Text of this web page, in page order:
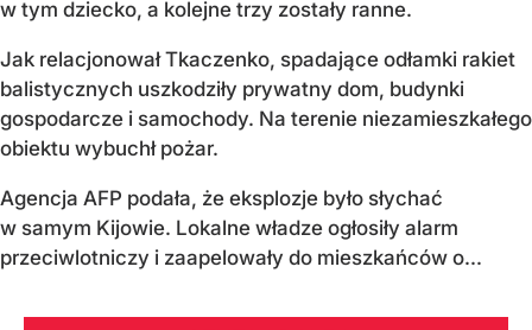
w tym dziecko, a kolejne trzy zostały ranne.
Jak relacjonował Tkaczenko, spadające odłamki rakiet
balistycznych uszkodziły prywatny dom, budynki
gospodarcze i samochody. Na terenie niezamieszkałego
obiektu wybuchł pożar.
Agencja AFP podała, że eksplozje było słychać
w samym Kijowie. Lokalne władze ogłosiły alarm
przeciwlotniczy i zaapelowały do mieszkańców o...